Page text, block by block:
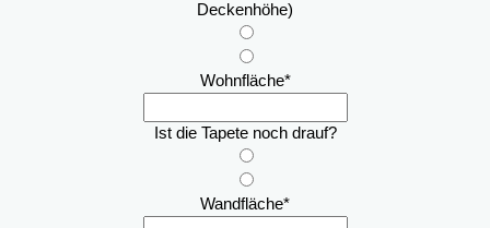
Deckenhöhe)
Wohnfläche*
Ist die Tapete noch drauf?
Wandfläche*